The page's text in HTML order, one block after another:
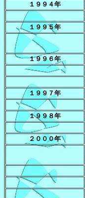
１９９４年
１９９５年
１９９６年
１９９７年
１９９８年
２０００年